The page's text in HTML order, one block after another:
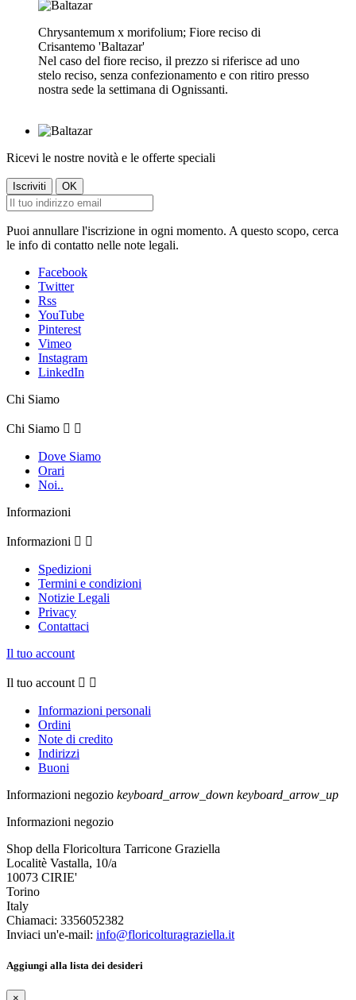
Chrysantemum x morifolium; Fiore reciso di
Crisantemo 'Baltazar'
Nel caso del fiore reciso, il prezzo si riferisce ad uno
stelo reciso, senza confezionamento e con ritiro presso
nostra sede la settimana di Ognissanti.
Ricevi le nostre novità e le offerte speciali
Puoi annullare l'iscrizione in ogni momento. A questo scopo, cerca
le info di contatto nelle note legali.
Facebook
Twitter
Rss
YouTube
Pinterest
Vimeo
Instagram
LinkedIn
Chi Siamo
Chi Siamo  
Dove Siamo
Orari
Noi..
Informazioni
Informazioni  
Spedizioni
Termini e condizioni
Notizie Legali
Privacy
Contattaci
Il tuo account
Il tuo account  
Informazioni personali
Ordini
Note di credito
Indirizzi
Buoni
Informazioni negozio keyboard_arrow_down keyboard_arrow_up
Informazioni negozio
Shop della Floricoltura Tarricone Graziella
Localitè Vastalla, 10/a
10073 CIRIE'
Torino
Italy
Chiamaci: 3356052382
Inviaci un'e-mail: info@floricolturagraziella.it
Aggiungi alla lista dei desideri